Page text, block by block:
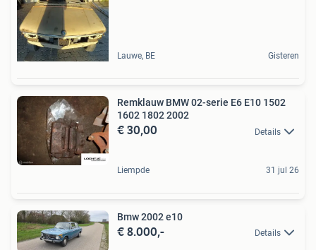
Lauwe, BE Gisteren
Remklauw BMW 02-serie E6 E10 1502
1602 1802 2002
€ 30,00 Details
Liempde 31 jul 26
Bmw 2002 e10
€ 8.000,- Details